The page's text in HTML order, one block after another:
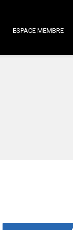
ESPACE MEMBRE